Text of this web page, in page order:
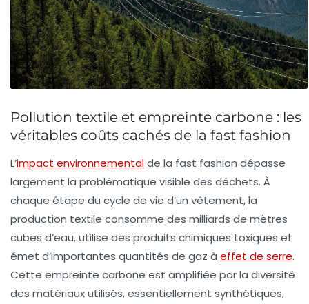
Pollution textile et empreinte carbone : les
véritables coûts cachés de la fast fashion
L’impact environnementalde la fast fashion dépasse
largement la problématique visible des déchets. À
chaque étape du cycle de vie d’un vêtement, la
production textile consomme des milliards de mètres
cubes d’eau, utilise des produits chimiques toxiques et
émet d’importantes quantités de gaz à effet de serre.
Cette empreinte carbone est amplifiée par la diversité
des matériaux utilisés, essentiellement synthétiques,